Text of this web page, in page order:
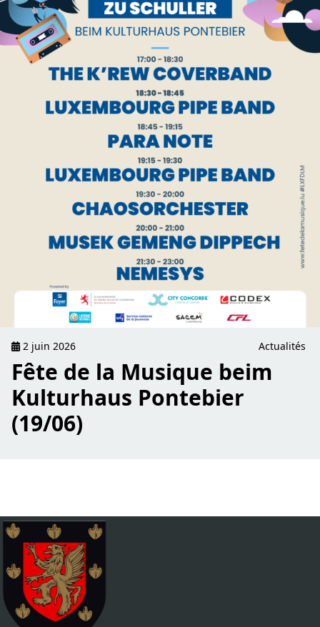
2 juin 2026 Actualités
Fête de la Musique beim
Kulturhaus Pontebier
(19/06)